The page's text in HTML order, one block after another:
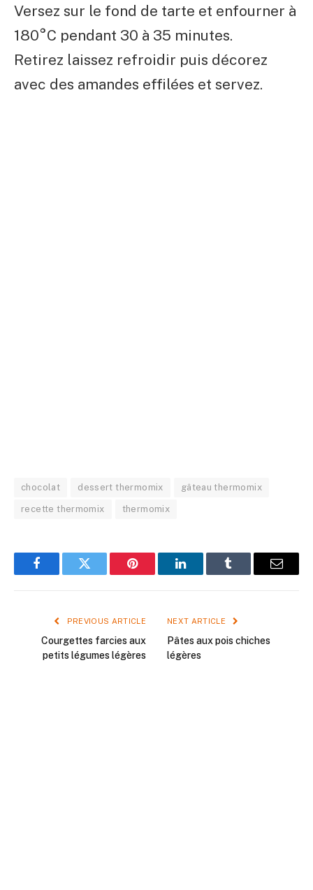
Versez sur le fond de tarte et enfourner à
180°C pendant 30 à 35 minutes.
Retirez laissez refroidir puis décorez
avec des amandes effilées et servez.
chocolat dessert thermomix gâteau thermomix
recette thermomix thermomix
FacebookTwitter Pinterest LinkedInTumblr Email
PREVIOUS ARTICLE
Courgettes farcies aux
petits légumes légères
NEXT ARTICLE
Pâtes aux pois chiches
légères